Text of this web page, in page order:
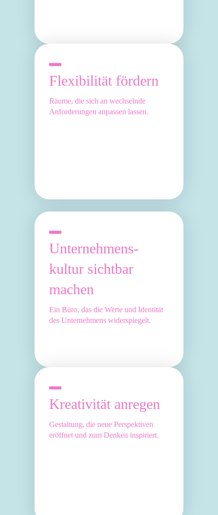
Flexibilität fördern
Räume, die sich an wechselnde
Anforderungen anpassen lassen.
Unternehmens-
kultur sichtbar
machen
Ein Büro, das die Werte und Identität
des Unternehmens widerspiegelt.
Kreativität anregen
Gestaltung, die neue Perspektiven
eröffnet und zum Denken inspiriert.